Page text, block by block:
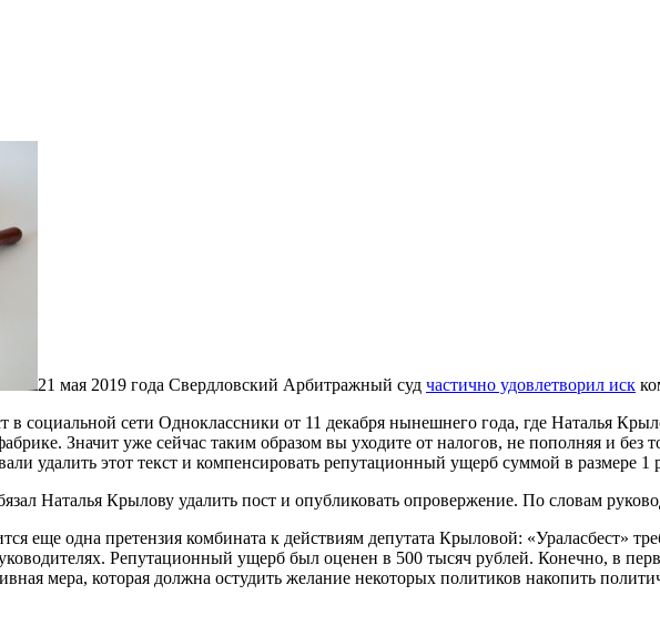
21 мая 2019 года Свердловский Арбитражный суд частично удовлетворил иск
в социальной сети Одноклассники от 11 декабря нынешнего года, где Наталья
Значит уже сейчас таким образом вы уходите от налогов, не пополняя и без
удалить этот текст и компенсировать репутационный ущерб суммой в размере 1
Наталья Крылову удалить пост и опубликовать опровержение. По словам
еще одна претензия комбината к действиям депутата Крыловой: «Ураласбест»
Репутационный ущерб был оценен в 500 тысяч рублей. Конечно, в
мера, которая должна остудить желание некоторых политиков накопить